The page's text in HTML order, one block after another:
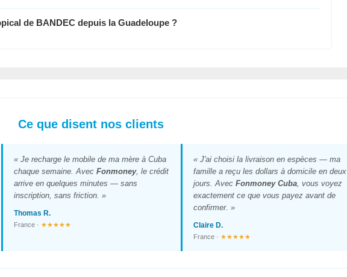
de BANDEC depuis la Guadeloupe ?
Ce que disent nos clients
« Je recharge le mobile de ma mère à Cuba
chaque semaine. AvecFonmoney, le crédit
arrive en quelques minutes — sans
inscription, sans friction. »
Thomas R.
France · ★★★★★
« J'ai choisi la livraison en espèces — ma
famille a reçu les dollars à domicile en deux
jours. Avec Fonmoney Cuba, vous voyez
exactement ce que vous payez avant de
confirmer. »
Claire D.
France · ★★★★★